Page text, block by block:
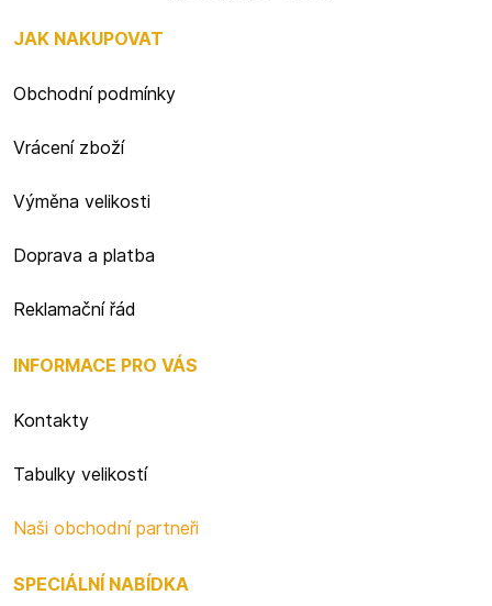
JAK NAKUPOVAT
Obchodní podmínky
Vrácení zboží
Výměna velikosti
Doprava a platba
Reklamační řád
INFORMACE PRO VÁS
Kontakty
Tabulky velikostí
Naši obchodní partneři
SPECIÁLNÍ NABÍDKA